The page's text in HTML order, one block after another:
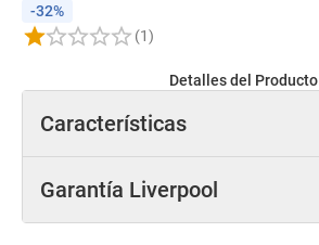
-32%
(1)
Detalles del Producto
Características
Garantía Liverpool